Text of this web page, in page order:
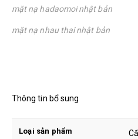
mặt nạ hadaomoi nhật bản
mặt nạ nhau thai nhật bản
Thông tin bổ sung
Loại sản phẩm